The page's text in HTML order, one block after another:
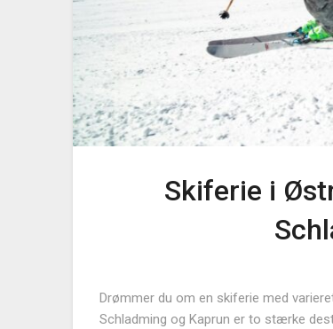
Skiferie i
Drømmer du om en skiferie med
Schladming og Kaprun er to stærke